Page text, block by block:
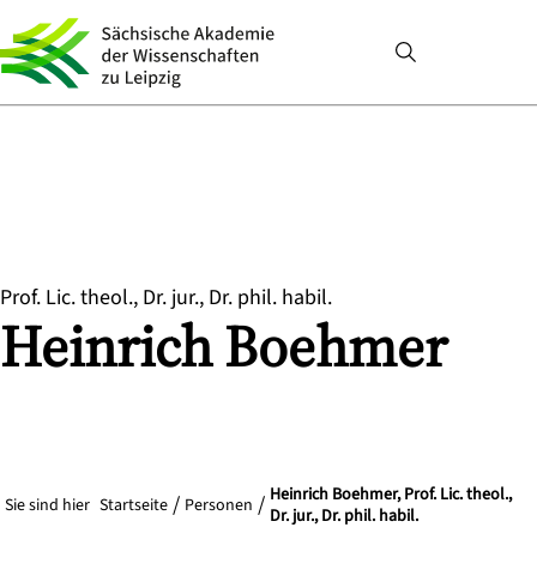
Prof. Lic. theol., Dr. jur., Dr. phil. habil.
HeinrichBoehmer
Sie sind hier Startseite Personen
Heinrich Boehmer, Prof. Lic. theol.,
Dr. jur., Dr. phil. habil.